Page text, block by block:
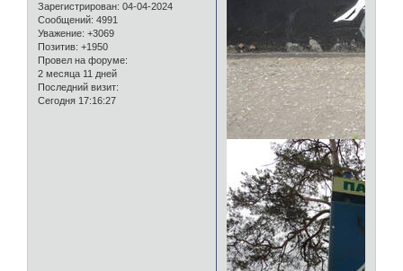
Зарегистрирован: 04-04-2024
Сообщений: 4991
Уважение: +3069
Позитив: +1950
Провел на форуме:
2 месяца 11 дней
Последний визит:
Сегодня 17:16:27